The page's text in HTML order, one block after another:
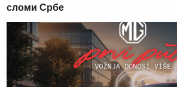
сломи Србе